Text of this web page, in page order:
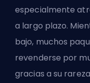
especialmente
a largo plazo.
bajo, muchos
revenderse por
gracias a su